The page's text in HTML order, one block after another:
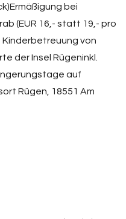
bei
(EUR 16,- statt 19,- pro
Kinderbetreuung von
der Insel Rügeninkl.
auf
Rügen, 18551 Am